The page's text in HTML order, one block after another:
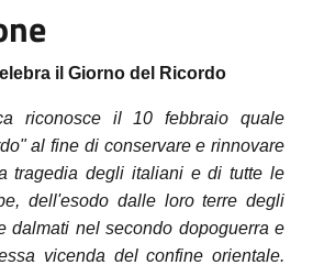
il Giorno del Ricordo
riconosce il 10 febbraio quale
al fine di conservare e rinnovare
tragedia degli italiani e di tutte le
dell'esodo dalle loro terre degli
dalmati nel secondo dopoguerra e
vicenda del confine orientale.